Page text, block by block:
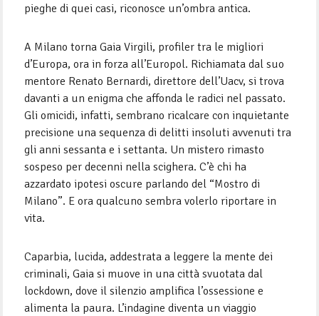
pieghe di quei casi, riconosce un’ombra antica.
A Milano torna Gaia Virgili, profiler tra le migliori
d’Europa, ora in forza all’Europol. Richiamata dal suo
mentore Renato Bernardi, direttore dell’Uacv, si trova
davanti a un enigma che affonda le radici nel passato.
Gli omicidi, infatti, sembrano ricalcare con inquietante
precisione una sequenza di delitti insoluti avvenuti tra
gli anni sessanta e i settanta. Un mistero rimasto
sospeso per decenni nella scighera. C’è chi ha
azzardato ipotesi oscure parlando del “Mostro di
Milano”. E ora qualcuno sembra volerlo riportare in
vita.
Caparbia, lucida, addestrata a leggere la mente dei
criminali, Gaia si muove in una città svuotata dal
lockdown, dove il silenzio amplifica l’ossessione e
alimenta la paura. L’indagine diventa un viaggio